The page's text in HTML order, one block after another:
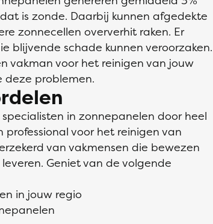
is zonde. Daarbij kunnen afgedekte
zonnecellen oververhit raken. Er
blijvende schade kunnen veroorzaken.
vakman voor het reinigen van jouw
deze problemen.
in zonnepanelen door heel
voor het reinigen van
van vakmensen die bewezen
Geniet van de volgende
in jouw regio